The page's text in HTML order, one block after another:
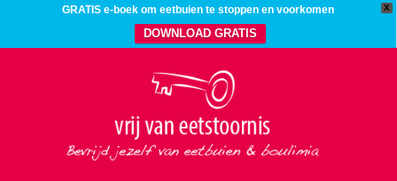
X
GRATIS e-boek om eetbuien te stoppen en voorkomen
DOWNLOAD GRATIS